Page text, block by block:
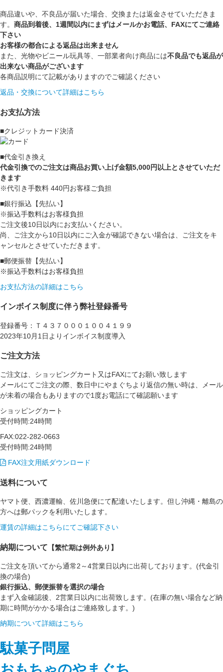
商品違いや、不良品が届いた場合、交換または返金させていただきま
す。 商品到着後、1週間以内にまずはメールかお電話、FAXにてご連絡
下さい
お客様の都合による返品は出来ません
また、光物やビニール玩具等、一部業者向け商品には不良品でも返品が
出来ない商品がございます
各商品説明にて記載がありますのでご確認ください
返品・交換について詳細はこちら
お支払方法
■クレジットカード決済
■代金引き換え
代金引換でのご注文は商品お買い上げ金額5,000円以上とさせていただ
きます
※代引き手数料 440円お客様ご負担
■銀行振込【先払い】
※振込手数料はお客様負担
ご注文後10日以内にお支払いください。
尚、ご注文から10日以内にご入金が確認できない場合は、ご注文をキ
ャンセルとさせていただきます。
■郵便振替【先払い】
※振込手数料はお客様負担
お支払方法の詳細はこちら
インボイス制度に伴う弊社登録番号
登録番号：Ｔ４３７０００１００４１９９
2023年10月1日よりインボイス制度導入
ご注文方法
ご注文は、ショッピングカート又はFAXにてお願い致します
メールにてご注文の際、数日中にやまぐちより返信の無い時は、メール
が未着の場合もありますので1度お電話にて確認願います
ショッピングカート
受付時間:24時間
FAX:022-282-0663
受付時間:24時間
FAX注文用紙ダウンロード
送料について
ヤマト便、西濃運輸、佐川急便にて配達いたします。但し沖縄・離島の
方へは郵パックを利用いたします。
運賃の詳細はこちらにてご確認下さい
納期について 【繁忙期は例外あり】
ご注文を頂いてから通常2～4営業日以内に出荷しております。(代金引
換の場合)
銀行振込、郵便振替を選択の場合
まず入金確認後、2営業日以内に出荷致します。(在庫の無い場合など納
期に時間がかかる場合はご連絡致します。)
納期について詳細はこちら
駄菓子問屋